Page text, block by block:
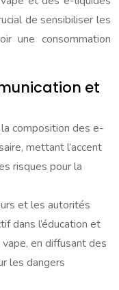
de sensibiliser les
une consommation
et
composition des e-
mettant l’accent
risques pour la
et les autorités
dans l’éducation et
en diffusant des
les dangers